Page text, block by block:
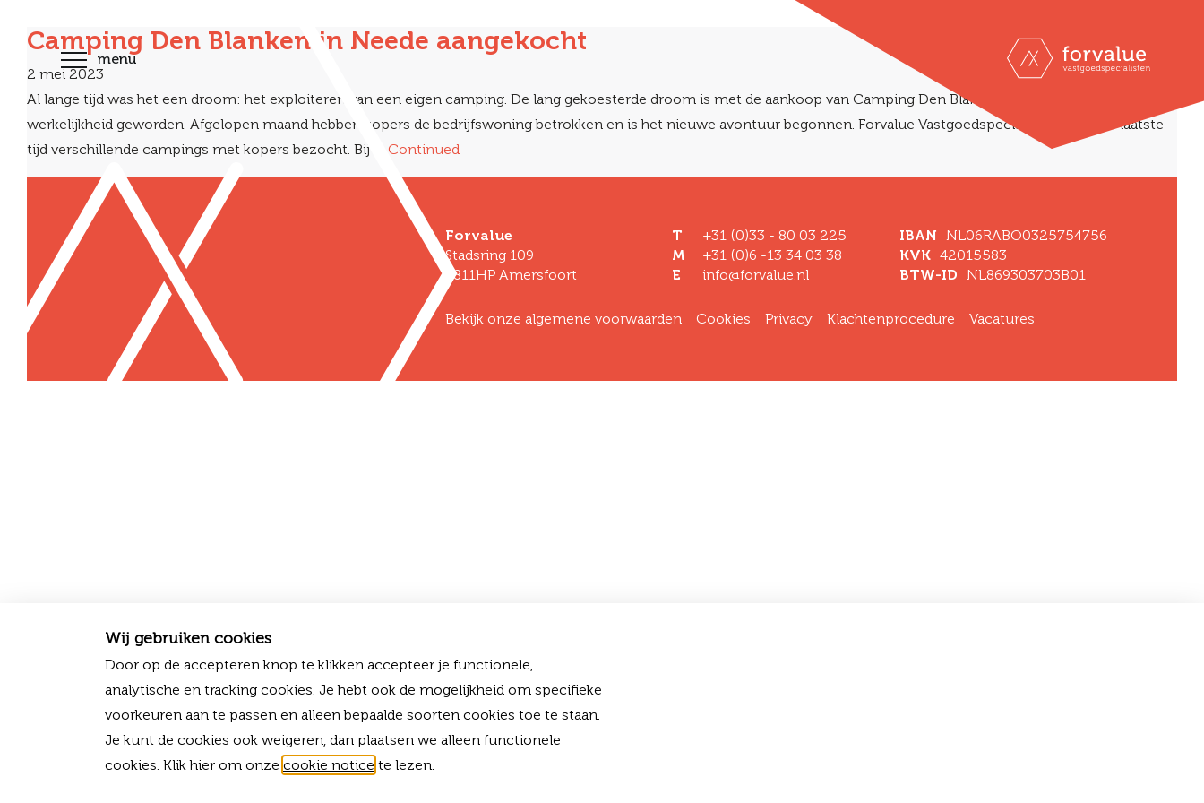
menu
Camping Den Blanken in Neede aangekocht
2 mei 2023
Al lange tijd was het een droom: het exploiteren van een eigen camping. De lang gekoesterde droom is met de aankoop van Camping Den Blanken in Neede inmiddels
werkelijkheid geworden. Afgelopen maand hebben kopers de bedrijfswoning betrokken en is het nieuwe avontuur begonnen. Forvalue Vastgoedspecialisten heeft de laatste
tijd verschillende campings met kopers bezocht. Bij … Continued
Forvalue
Stadsring 109
3811HP Amersfoort
T
+31 (0)33 - 80 03 225
M
+31 (0)6 -13 34 03 38
E
info@forvalue.nl
IBAN NL06RABO0325754756
KVK 42015583
BTW-ID NL869303703B01
Bekijk onze algemene voorwaarden Cookies Privacy Klachtenprocedure Vacatures
Wij gebruiken cookies
Door op de accepteren knop te klikken accepteer je functionele,
analytische en tracking cookies. Je hebt ook de mogelijkheid om specifieke
voorkeuren aan te passen en alleen bepaalde soorten cookies toe te staan.
Je kunt de cookies ook weigeren, dan plaatsen we alleen functionele
cookies. Klik hier om onze cookie notice te lezen.